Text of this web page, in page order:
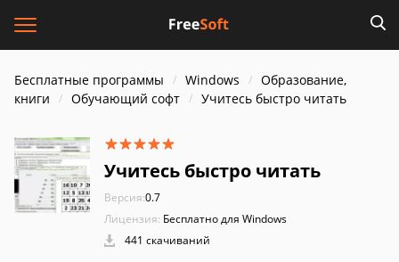
Бесплатные программы Windows
Образование,
книги
Обучающий софт Учитесь быстро читать
Учитесь быстро читать
Версия:0.7
Лицензия: Бесплатно для Windows
441 скачиваний